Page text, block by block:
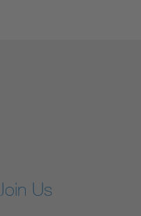
Us